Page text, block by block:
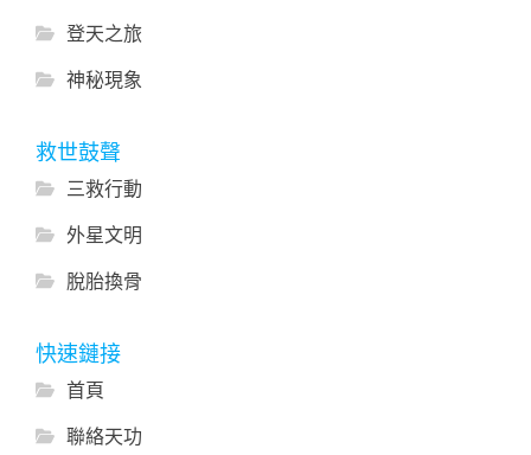
登天之旅
神秘現象
救世鼓聲
三救行動
外星文明
脫胎換骨
快速鏈接
首頁
聯絡天功